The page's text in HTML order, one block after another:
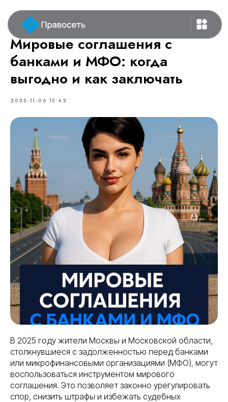
Мировые соглашения с
банками и МФО: когда
выгодно и как заключать
2025-11-06 15:42
В 2025 году жители Москвы и Московской области,
столкнувшиеся с задолженностью перед банками
или микрофинансовыми организациями (МФО), могут
воспользоваться инструментом мирового
соглашения. Это позволяет законно урегулировать
спор, снизить штрафы и избежать судебных